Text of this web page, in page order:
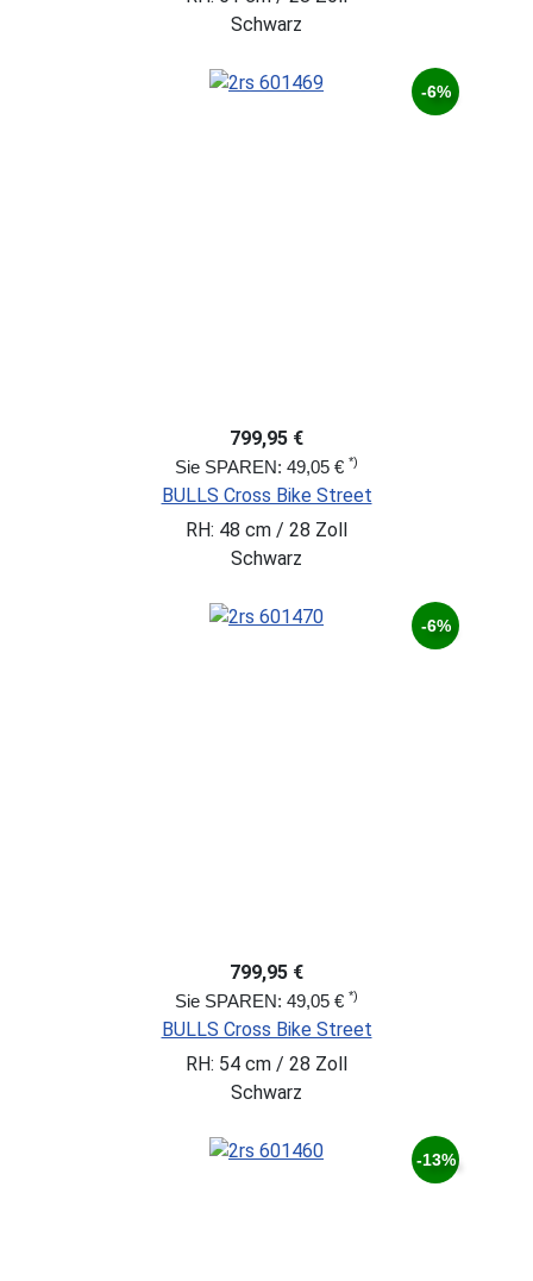
Schwarz
-6%
799,95 €
Sie SPAREN: 49,05 € *)
BULLS Cross Bike Street
RH: 48 cm / 28 Zoll
Schwarz
-6%
799,95 €
Sie SPAREN: 49,05 € *)
BULLS Cross Bike Street
RH: 54 cm / 28 Zoll
Schwarz
-13%